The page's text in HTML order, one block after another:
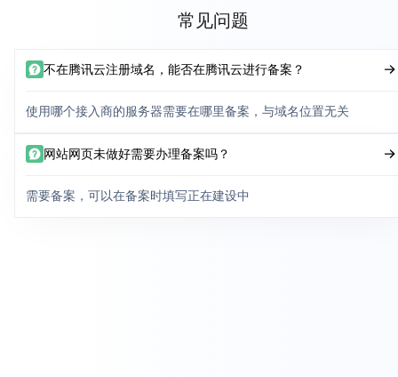
常见问题
不在腾讯云注册域名，能否在腾讯云进行备案？
使用哪个接入商的服务器需要在哪里备案，与域名位置无关
网站网页未做好需要办理备案吗？
需要备案，可以在备案时填写正在建设中